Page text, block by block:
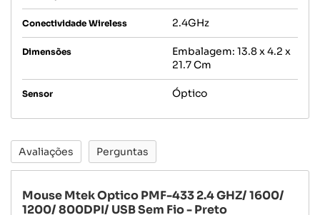
Conectividade Wireless 2.4GHz
Dimensões
Embalagem: 13.8 x 4.2 x
21.7 Cm
Sensor Óptico
Avaliações Perguntas
Mouse Mtek Optico PMF-433 2.4 GHZ/ 1600/
1200/ 800DPI/ USB Sem Fio - Preto